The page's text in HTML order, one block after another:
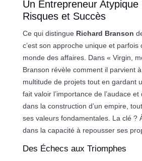
Un Entrepreneur Atypique
Risques et Succès
Ce qui distingue Richard Branson
c’est son approche unique et parfois
monde des affaires. Dans « Virgin,
Branson révèle comment il parvient
multitude de projets tout en gardant
fait valoir l’importance de l’audace et
dans la construction d’un empire,
ses valeurs fondamentales. La clé ?
dans la capacité à repousser ses
Des Échecs aux Triomphes